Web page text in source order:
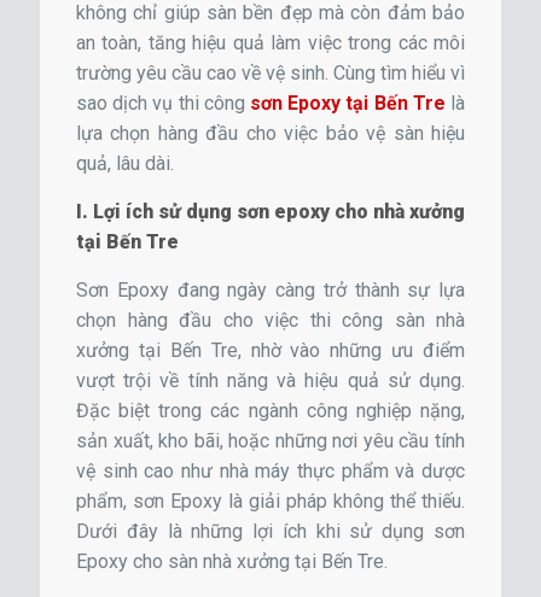
không chỉ giúp sàn bền đẹp mà còn đảm bảo
an toàn, tăng hiệu quả làm việc trong các môi
trường yêu cầu cao về vệ sinh. Cùng tìm hiểu vì
sao dịch vụ thi công sơn Epoxy tại Bến Tre là
lựa chọn hàng đầu cho việc bảo vệ sàn hiệu
quả, lâu dài.
I. Lợi ích sử dụng sơn epoxy cho nhà xưởng
tại Bến Tre
Sơn Epoxy đang ngày càng trở thành sự lựa
chọn hàng đầu cho việc thi công sàn nhà
xưởng tại Bến Tre, nhờ vào những ưu điểm
vượt trội về tính năng và hiệu quả sử dụng.
Đặc biệt trong các ngành công nghiệp nặng,
sản xuất, kho bãi, hoặc những nơi yêu cầu tính
vệ sinh cao như nhà máy thực phẩm và dược
phẩm, sơn Epoxy là giải pháp không thể thiếu.
Dưới đây là những lợi ích khi sử dụng sơn
Epoxy cho sàn nhà xưởng tại Bến Tre.